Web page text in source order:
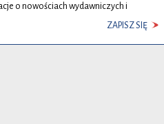
o nowościach wydawniczych i
ZAPISZ SIĘ